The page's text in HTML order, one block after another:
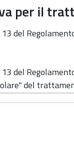
per il
del
del
del
di contatto